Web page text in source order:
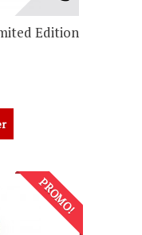
Edition
PROMO!